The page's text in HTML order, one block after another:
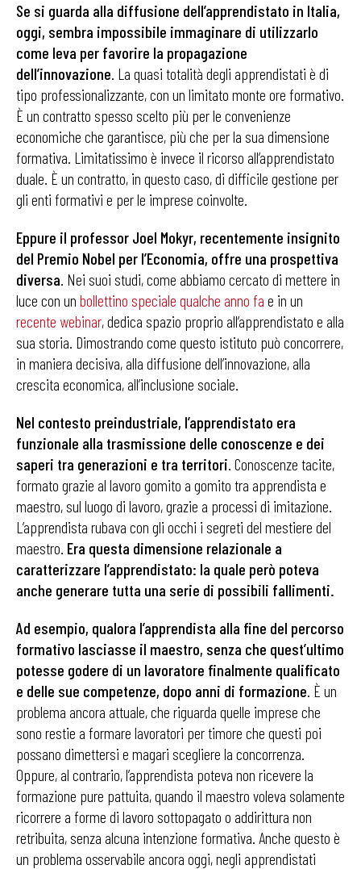
Se si guarda alla diffusione dell’apprendistato in Italia,
oggi, sembra impossibile immaginare di utilizzarlo
come leva per favorire la propagazione
dell’innovazione. La quasi totalità degli apprendistati è di
tipo professionalizzante, con un limitato monte ore formativo.
È un contratto spesso scelto più per le convenienze
economiche che garantisce, più che per la sua dimensione
formativa. Limitatissimo è invece il ricorso all’apprendistato
duale. È un contratto, in questo caso, di difficile gestione per
gli enti formativi e per le imprese coinvolte.
Eppure il professor Joel Mokyr, recentemente insignito
del Premio Nobel per l’Economia, offre una prospettiva
diversa. Nei suoi studi, come abbiamo cercato di mettere in
luce con un bollettino speciale qualche anno fa e in un
recente webinar, dedica spazio proprio all’apprendistato e alla
sua storia. Dimostrando come questo istituto può concorrere,
in maniera decisiva, alla diffusione dell’innovazione, alla
crescita economica, all’inclusione sociale.
Nel contesto preindustriale, l’apprendistato era
funzionale alla trasmissione delle conoscenze e dei
saperi tra generazioni e tra territori. Conoscenze tacite,
formato grazie al lavoro gomito a gomito tra apprendista e
maestro, sul luogo di lavoro, grazie a processi di imitazione.
L’apprendista rubava con gli occhi i segreti del mestiere del
maestro. Era questa dimensione relazionale a
caratterizzare l’apprendistato: la quale però poteva
anche generare tutta una serie di possibili fallimenti.
Ad esempio, qualora l’apprendista alla fine del percorso
formativo lasciasse il maestro, senza che quest’ultimo
potesse godere di un lavoratore finalmente qualificato
e delle sue competenze, dopo anni di formazione. È un
problema ancora attuale, che riguarda quelle imprese che
sono restie a formare lavoratori per timore che questi poi
possano dimettersi e magari scegliere la concorrenza.
Oppure, al contrario, l’apprendista poteva non ricevere la
formazione pure pattuita, quando il maestro voleva solamente
ricorrere a forme di lavoro sottopagato o addirittura non
retribuita, senza alcuna intenzione formativa. Anche questo è
un problema osservabile ancora oggi, negli apprendistati